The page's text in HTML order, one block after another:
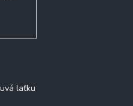
laťku